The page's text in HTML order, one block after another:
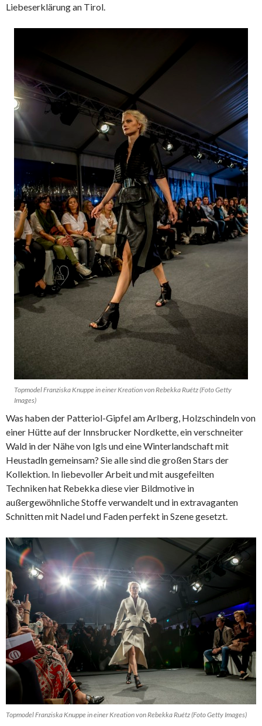
Liebeserklärung an Tirol.
Topmodel Franziska Knuppe in einer Kreation von Rebekka Ruétz (Foto Getty
Images)
Was haben der Patteriol-Gipfel am Arlberg, Holzschindeln von
einer Hütte auf der Innsbrucker Nordkette, ein verschneiter
Wald in der Nähe von Igls und eine Winterlandschaft mit
Heustadln gemeinsam? Sie alle sind die großen Stars der
Kollektion. In liebevoller Arbeit und mit ausgefeilten
Techniken hat Rebekka diese vier Bildmotive in
außergewöhnliche Stoffe verwandelt und in extravaganten
Schnitten mit Nadel und Faden perfekt in Szene gesetzt.
Topmodel Franziska Knuppe in einer Kreation von Rebekka Ruétz (Foto Getty Images)